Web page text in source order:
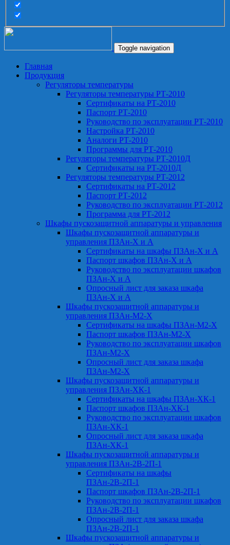
Toggle navigation
Главная
Продукция
Регуляторы температуры
Регуляторы температуры РТ-2010
Сертификаты на РТ-2010
Паспорт РТ-2010
Руководство по эксплуатации РТ-2010
Настройка РТ-2010
Аналоги РТ-2010
Программы для РТ-2010
Регуляторы температуры РТ-2010Д
Сертификаты на РТ-2010Д
Регуляторы температуры РТ-2012
Сертификаты на РТ-2012
Паспорт РТ-2012
Руководство по эксплуатации РТ-2012
Программа для РТ-2012
Шкафы пускозащитной аппаратуры и управления
Шкафы пускозащитной аппаратуры и
управления ПЗАн-Х и А
Сертификаты на шкафы ПЗАн-Х и А
Паспорт шкафов ПЗАн-Х и А
Руководство по эксплуатации шкафов
ПЗАн-Х и А
Опросный лист для заказа шкафа
ПЗАн-Х и А
Шкафы пускозащитной аппаратуры и
управления ПЗАн-М2-Х
Сертификаты на шкафы ПЗАн-М2-Х
Паспорт шкафов ПЗАн-М2-Х
Руководство по эксплуатации шкафов
ПЗАн-М2-Х
Опросный лист для заказа шкафа
ПЗАн-М2-Х
Шкафы пускозащитной аппаратуры и
управления ПЗАн-ХК-1
Сертификаты на шкафы ПЗАн-ХК-1
Паспорт шкафов ПЗАн-ХК-1
Руководство по эксплуатации шкафов
ПЗАн-ХК-1
Опросный лист для заказа шкафа
ПЗАн-ХК-1
Шкафы пускозащитной аппаратуры и
управления ПЗАн-2В-2П-1
Сертификаты на шкафы
ПЗАн-2В-2П-1
Паспорт шкафов ПЗАн-2В-2П-1
Руководство по эксплуатации шкафов
ПЗАн-2В-2П-1
Опросный лист для заказа шкафа
ПЗАн-2В-2П-1
Шкафы пускозащитной аппаратуры и